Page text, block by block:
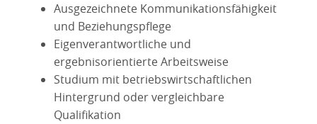
Ausgezeichnete Kommunikationsfähigkeit
und Beziehungspflege
Eigenverantwortliche und
ergebnisorientierte Arbeitsweise
Studium mit betriebswirtschaftlichen
Hintergrund oder vergleichbare
Qualifikation